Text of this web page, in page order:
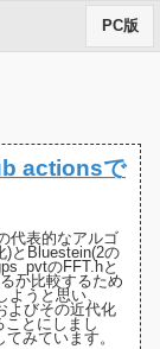
PC版
actionsで
代表的なアルゴ
)と Bluestein(2の
のFFT.hと
か比較するため
ようと思い、
よびその近代化
ことにしまし
みています。